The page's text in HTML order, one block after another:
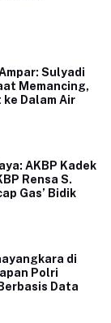
Sulyadi
Memancing,
Dalam Air
AKBP Kadek
Rensa S.
Gas’ Bidik
di
Polri
Data